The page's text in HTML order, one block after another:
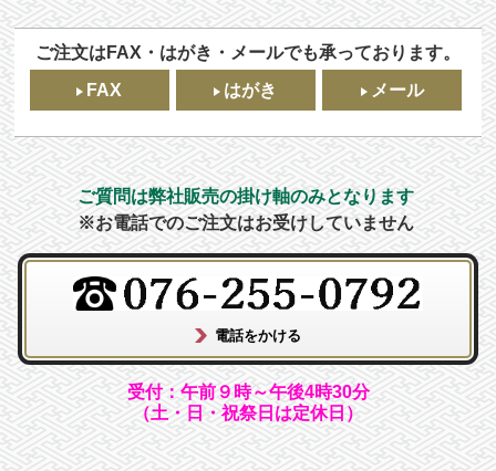
ご注文はFAX・はがき・メールでも承っております。
FAX
はがき メール
ご質問は弊社販売の掛け軸のみとなります
※お電話でのご注文はお受けしていません
受付：午前９時～午後4時30分
（土・日・祝祭日は定休日）